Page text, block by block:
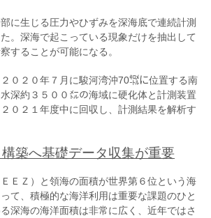
に生じる圧力やひずみを深海底で連続計測
。深海で起こっている現象だけを抽出して
することが可能になる。
０２０年７月に駿河湾沖70㌖に位置する南
深約３５００㍍の海域に硬化体と計測装置
０２１年度中に回収し、計測結果を解析す
築へ基礎データ収集が重要
ＥＺ）と領海の面積が世界第６位という海
て、積極的な海洋利用は重要な課題のひと
深海の海洋面積は非常に広く、近年ではさ